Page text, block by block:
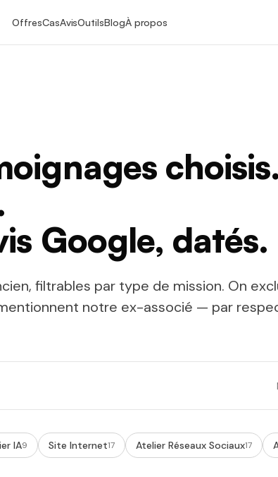
OffresCasAvisOutilsBlogÀ propos
Google, datés.
filtrables par type de mission. On
notre ex-associé — par
IA9 Site Internet17 Atelier Réseaux Sociaux17